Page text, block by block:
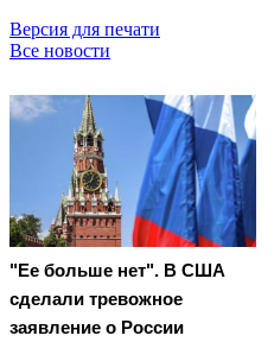
Версия для печати
Все новости
"Ее больше нет". В США
сделали тревожное
заявление о России